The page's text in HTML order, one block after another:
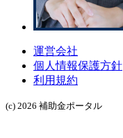
運営会社
個人情報保護方針
利用規約
(c) 2026 補助金ポータル